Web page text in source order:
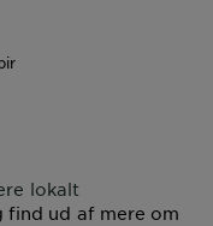
lokalt
find ud af mere om